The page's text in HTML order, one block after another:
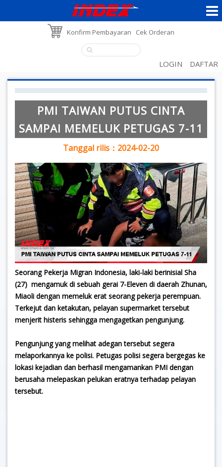
Konfirm Pembayaran Cek Orderan
LOGIN DAFTAR
PMI TAIWAN PUTUS CINTA
SAMPAI MEMELUK PETUGAS 7-11
Tanggal rilis：2024-02-20
Seorang Pekerja Migran Indonesia, laki-laki berinisial Sha
(27) mengamuk di sebuah gerai 7-Eleven di daerah Zhunan,
Miaoli dengan memeluk erat seorang pekerja perempuan.
Terkejut dan ketakutan, pelayan supermarket tersebut
menjerit histeris sehingga mengagetkan pengunjung.
Pengunjung yang melihat adegan tersebut segera
melaporkannya ke polisi. Petugas polisi segera bergegas ke
lokasi kejadian dan berhasil mengamankan PMI dengan
berusaha melepaskan pelukan eratnya terhadap pelayan
tersebut.